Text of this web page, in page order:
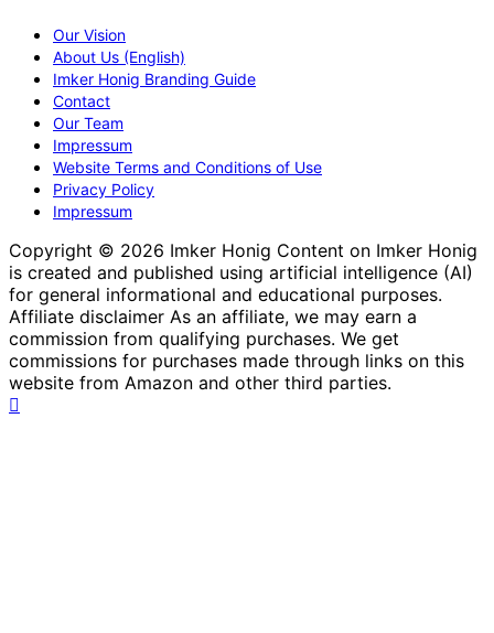
Our Vision
About Us (English)
Imker Honig Branding Guide
Contact
Our Team
Impressum
Website Terms and Conditions of Use
Privacy Policy
Impressum
Copyright © 2026 Imker Honig Content on Imker Honig
is created and published using artificial intelligence (AI)
for general informational and educational purposes.
Affiliate disclaimer As an affiliate, we may earn a
commission from qualifying purchases. We get
commissions for purchases made through links on this
website from Amazon and other third parties.